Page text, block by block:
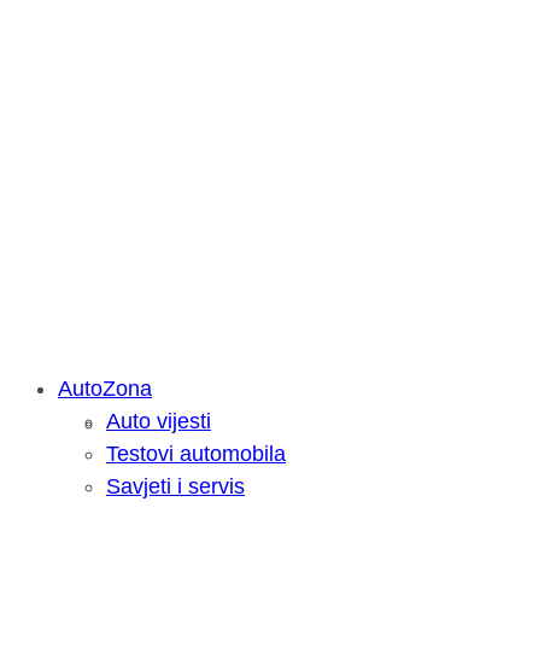
Savjetujemo: Što učiniti kada vaš
AutoZona
Auto vijesti
Testovi automobila
Savjeti i servis